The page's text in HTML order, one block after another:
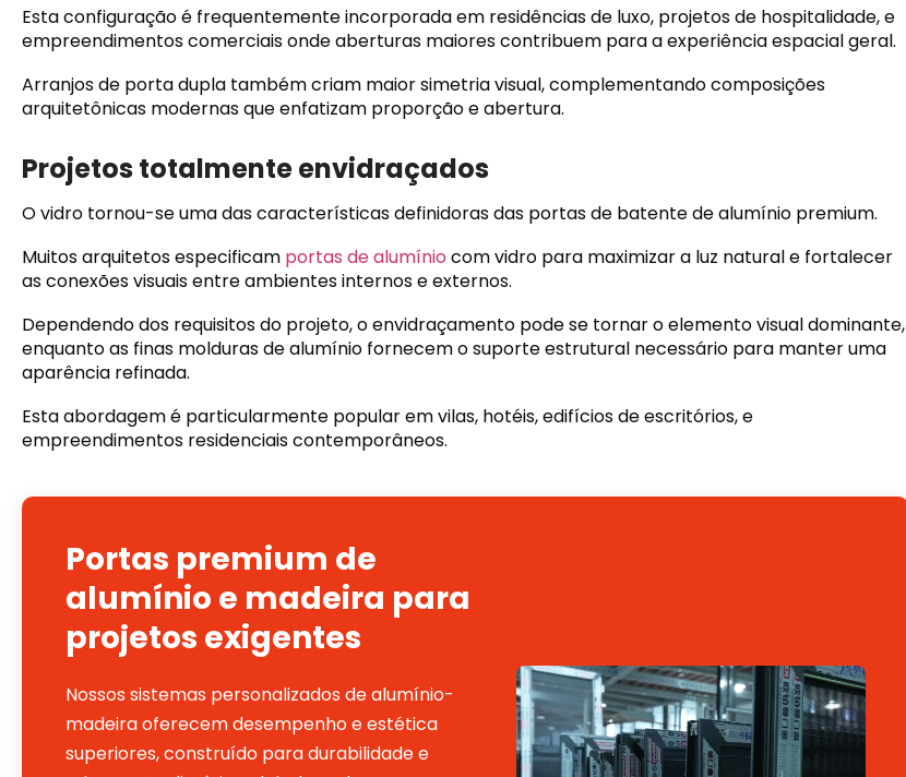
Esta configuração é frequentemente incorporada em residências de luxo, projetos de hospitalidade, e
empreendimentos comerciais onde aberturas maiores contribuem para a experiência espacial geral.
Arranjos de porta dupla também criam maior simetria visual, complementando composições
arquitetônicas modernas que enfatizam proporção e abertura.
Projetos totalmente envidraçados
O vidro tornou-se uma das características definidoras das portas de batente de alumínio premium.
Muitos arquitetos especificam portas de alumínio com vidro para maximizar a luz natural e fortalecer
as conexões visuais entre ambientes internos e externos.
Dependendo dos requisitos do projeto, o envidraçamento pode se tornar o elemento visual dominante,
enquanto as finas molduras de alumínio fornecem o suporte estrutural necessário para manter uma
aparência refinada.
Esta abordagem é particularmente popular em vilas, hotéis, edifícios de escritórios, e
empreendimentos residenciais contemporâneos.
Portas premium de
alumínio e madeira para
projetos exigentes
Nossos sistemas personalizados de alumínio-
madeira oferecem desempenho e estética
superiores, construído para durabilidade e